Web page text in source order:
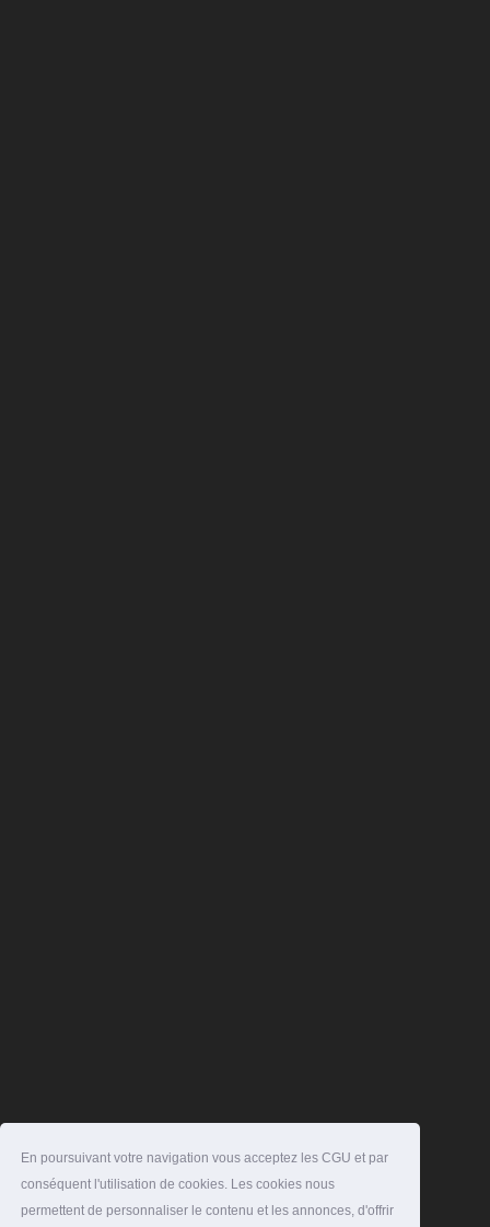
En poursuivant votre navigation vous acceptez les CGU et par
conséquent l'utilisation de cookies. Les cookies nous
permettent de personnaliser le contenu et les annonces, d'offrir